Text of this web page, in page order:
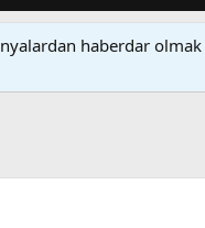
haberdar olmak